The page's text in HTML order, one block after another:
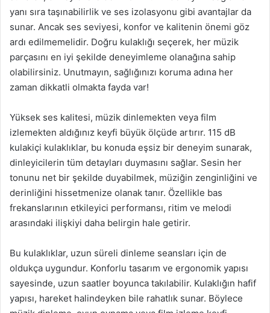
yanı sıra taşınabilirlik ve ses izolasyonu gibi avantajlar da
sunar. Ancak ses seviyesi, konfor ve kalitenin önemi göz
ardı edilmemelidir. Doğru kulaklığı seçerek, her müzik
parçasını en iyi şekilde deneyimleme olanağına sahip
olabilirsiniz. Unutmayın, sağlığınızı koruma adına her
zaman dikkatli olmakta fayda var!
Yüksek ses kalitesi, müzik dinlemekten veya film
izlemekten aldığınız keyfi büyük ölçüde artırır. 115 dB
kulakiçi kulaklıklar, bu konuda eşsiz bir deneyim sunarak,
dinleyicilerin tüm detayları duymasını sağlar. Sesin her
tonunu net bir şekilde duyabilmek, müziğin zenginliğini ve
derinliğini hissetmenize olanak tanır. Özellikle bas
frekanslarının etkileyici performansı, ritim ve melodi
arasındaki ilişkiyi daha belirgin hale getirir.
Bu kulaklıklar, uzun süreli dinleme seansları için de
oldukça uygundur. Konforlu tasarım ve ergonomik yapısı
sayesinde, uzun saatler boyunca takılabilir. Kulaklığın hafif
yapısı, hareket halindeyken bile rahatlık sunar. Böylece